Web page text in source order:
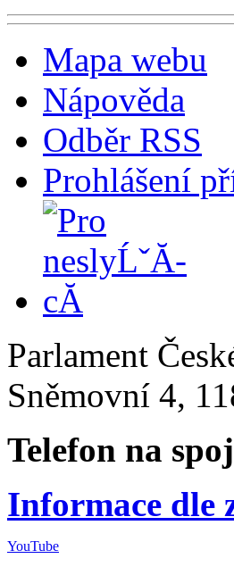
Mapa webu
Nápověda
Odběr RSS
Prohlášení
Parlament
Sněmovní 4,
Telefon na
Informace dle
YouTube